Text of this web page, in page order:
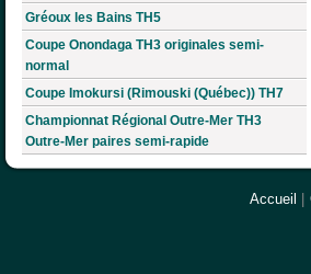
Gréoux les Bains TH5
Coupe Onondaga TH3 originales semi-
normal
Coupe Imokursi (Rimouski (Québec)) TH7
Championnat Régional Outre-Mer TH3
Outre-Mer paires semi-rapide
Accueil |